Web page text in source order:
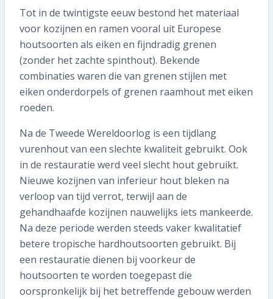
Tot in de twintigste eeuw bestond het materiaal
voor kozijnen en ramen vooral uit Europese
houtsoorten als eiken en fijndradig grenen
(zonder het zachte spinthout). Bekende
combinaties waren die van grenen stijlen met
eiken onderdorpels of grenen raamhout met eiken
roeden.
Na de Tweede Wereldoorlog is een tijdlang
vurenhout van een slechte kwaliteit gebruikt. Ook
in de restauratie werd veel slecht hout gebruikt.
Nieuwe kozijnen van inferieur hout bleken na
verloop van tijd verrot, terwijl aan de
gehandhaafde kozijnen nauwelijks iets mankeerde.
Na deze periode werden steeds vaker kwalitatief
betere tropische hardhoutsoorten gebruikt. Bij
een restauratie dienen bij voorkeur de
houtsoorten te worden toegepast die
oorspronkelijk bij het betreffende gebouw werden